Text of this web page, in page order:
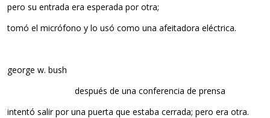
pero su entrada era esperada por otra;
tomó el micrófono y lo usó como una afeitadora eléctrica.
george w. bush
después de una conferencia de prensa
intentó salir por una puerta que estaba cerrada; pero era otra.